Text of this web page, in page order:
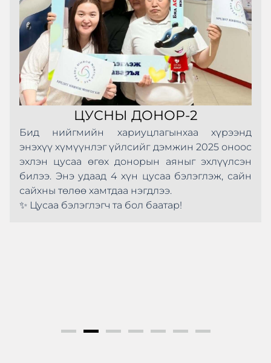
ЦУСНЫ ДОНОР-2
Бид нийгмийн хариуцлагынхаа хүрээнд
энэхүү хүмүүнлэг үйлсийг дэмжин 2025 оноос
эхлэн цусаа өгөх донорын аяныг эхлүүлсэн
билээ. Энэ удаад 4 хүн цусаа бэлэглэж, сайн
сайхны төлөө хамтдаа нэгдлээ.
✨ Цусаа бэлэглэгч та бол баатар!